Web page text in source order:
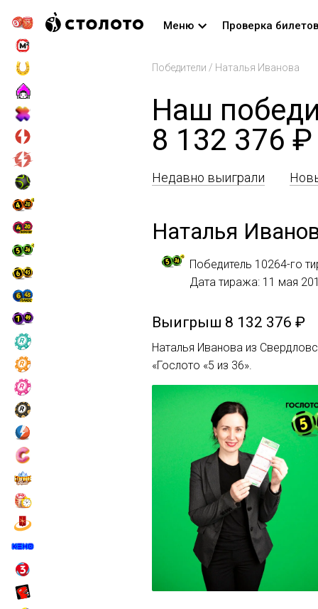
Меню Проверка билетов
Победители / Наталья Иванова
Наш
8 132 376 ₽
Недавно выиграли
Наталья
Победитель 10264-го
Дата тиража: 11 мая
Выигрыш 8 132 376 ₽
Наталья Иванова из
«Гослото «5 из 36».